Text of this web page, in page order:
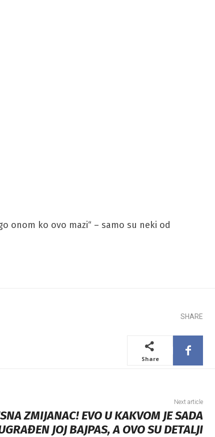
onom ko ovo mazi“ – samo su neki od
SHARE
Share
Next article
ZMIJANAC! EVO U KAKVOM JE SADA
JOJ BAJPAS, A OVO SU DETALJI